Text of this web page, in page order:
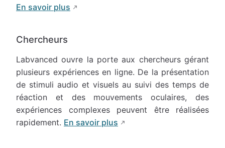
En savoir plus
Chercheurs
Labvanced ouvre la porte aux chercheurs gérant
plusieurs expériences en ligne. De la présentation
de stimuli audio et visuels au suivi des temps de
réaction et des mouvements oculaires, des
expériences complexes peuvent être réalisées
rapidement. En savoir plus